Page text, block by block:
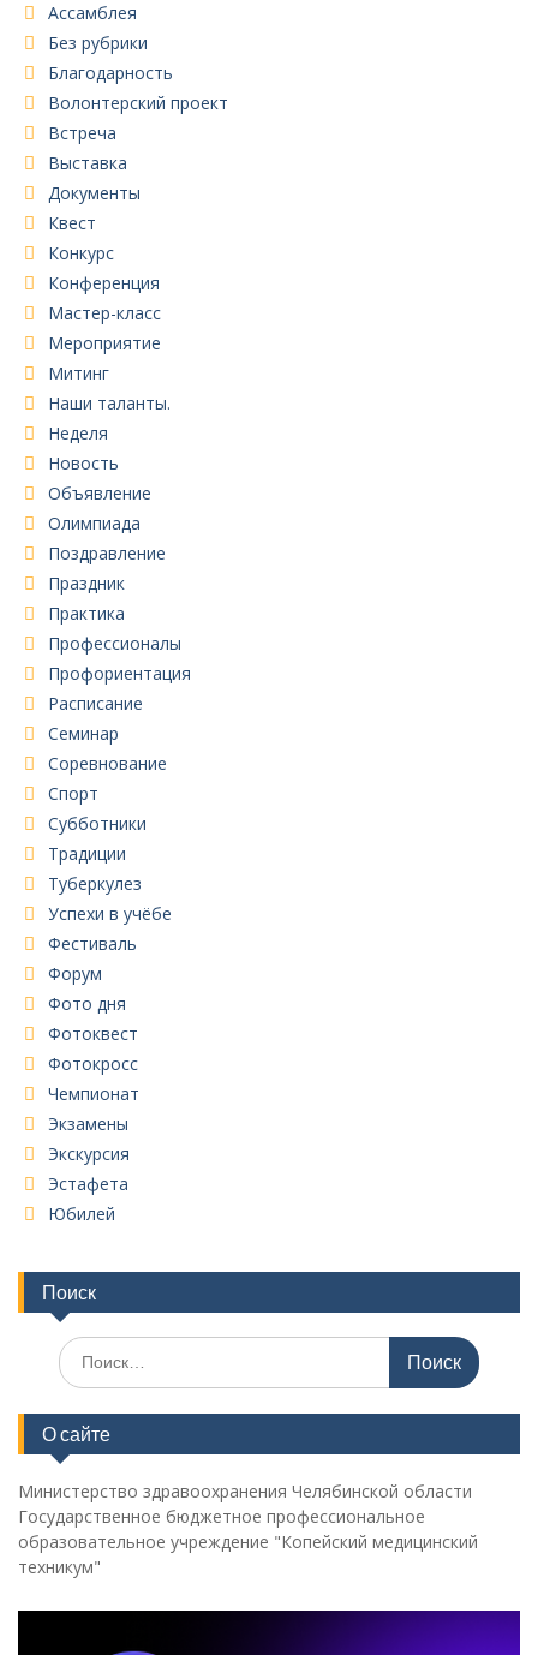
Ассамблея
Без рубрики
Благодарность
Волонтерский проект
Встреча
Выставка
Документы
Квест
Конкурс
Конференция
Мастер-класс
Мероприятие
Митинг
Наши таланты.
Неделя
Новость
Объявление
Олимпиада
Поздравление
Праздник
Практика
Профессионалы
Профориентация
Расписание
Семинар
Соревнование
Спорт
Субботники
Традиции
Туберкулез
Успехи в учёбе
Фестиваль
Форум
Фото дня
Фотоквест
Фотокросс
Чемпионат
Экзамены
Экскурсия
Эстафета
Юбилей
Поиск
Поиск
по:
О сайте
Министерство здравоохранения Челябинской области
Государственное бюджетное профессиональное
образовательное учреждение "Копейский медицинский
техникум"